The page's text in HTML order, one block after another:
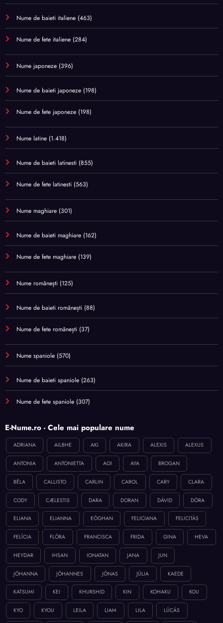
Nume de baieti italiene (463)
Nume de fete italiene (284)
Nume japoneze (396)
Nume de baieti japoneze (198)
Nume de fete japoneze (198)
Nume latine (1.418)
Nume de baieti latinesti (855)
Nume de fete latinesti (563)
Nume maghiare (301)
Nume de baieti maghiare (162)
Nume de fete maghiare (139)
Nume românești (125)
Nume de baieti românești (88)
Nume de fete românești (37)
Nume spaniole (570)
Nume de baieti spaniole (263)
Nume de fete spaniole (307)
E-Nume.ro - Cele mai populare nume
ADRIANA AILBHE AKI AKIRA ALEXIS ALEXUS
ANTONIA ANTONIETTA AOI AYA BROGAN
BÉLA CALLISTO CARLIN CAROL CARY CLARA
CODY CÆLESTIS DARA DORAN DÁVID DÓRA
ELIANA ELIANNA EÓGHAN FELICIANA FELICITÁS
FELÍCIA FLÓRA FRANCISCA FRIDA GINA HEVA
HEYDAR IHSAN IONATAN JANA JUN
JÓHANNA JÓHANNES JÓNAS JÚLIA KAEDE
KATSUMI KEI KHURSHID KIN KOHAKU KOU
KYO KYOU LEILA LIAM LILA LÚCÁS